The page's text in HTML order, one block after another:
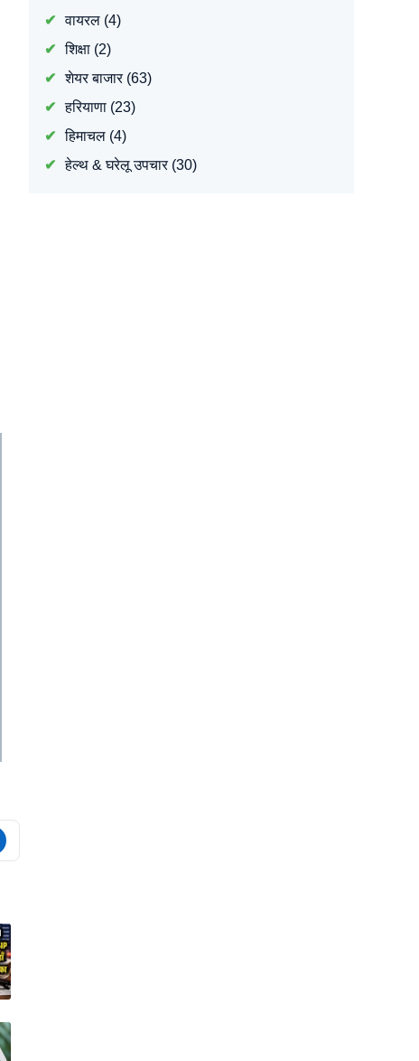
वायरल(4)
शिक्षा(2)
शेयर बाजार(63)
हरियाणा(23)
हिमाचल(4)
हेल्थ & घरेलू उपचार(30)